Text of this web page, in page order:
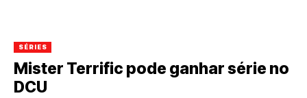
SÉRIES
Mister Terrific pode ganhar série no
DCU